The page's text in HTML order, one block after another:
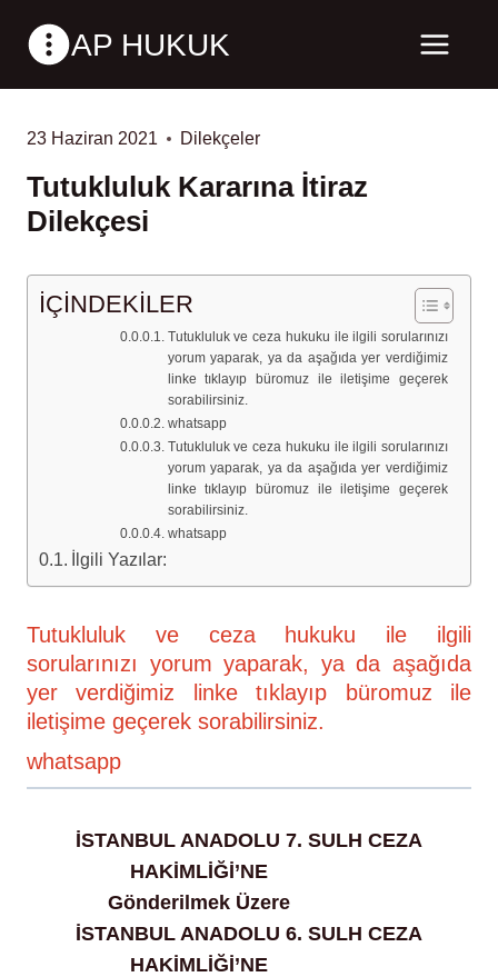
AP HUKUK
23 Haziran 2021 Dilekçeler
Tutukluluk Kararına İtiraz
Dilekçesi
İÇİNDEKİLER
Tutukluluk ve ceza hukuku ile ilgili sorularınızı
yorum yaparak, ya da aşağıda yer verdiğimiz
linke tıklayıp büromuz ile iletişime geçerek
sorabilirsiniz.
whatsapp
Tutukluluk ve ceza hukuku ile ilgili sorularınızı
yorum yaparak, ya da aşağıda yer verdiğimiz
linke tıklayıp büromuz ile iletişime geçerek
sorabilirsiniz.
whatsapp
İlgili Yazılar:
Tutukluluk ve ceza hukuku ile ilgili
sorularınızı yorum yaparak, ya da aşağıda
yer verdiğimiz linke tıklayıp büromuz ile
iletişime geçerek sorabilirsiniz.
whatsapp
İSTANBUL ANADOLU 7. SULH CEZA
HAKİMLİĞİ’NE
Gönderilmek Üzere
İSTANBUL ANADOLU 6. SULH CEZA
HAKİMLİĞİ’NE